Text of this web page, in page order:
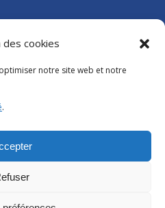
des cookies
notre site web et notre
.